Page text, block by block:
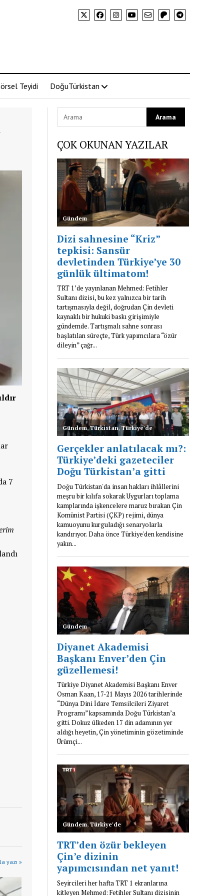
Teyidi DoğuTürkistan
7
yazı »
ÇOK OKUNAN YAZILAR